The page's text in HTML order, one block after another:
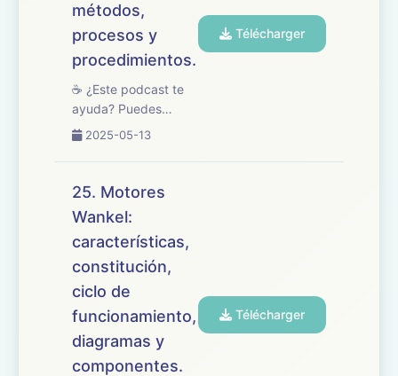
Vehículos, centrado
métodos,
procesos y
procedimientos.
☕ ¿Este podcast te
ayuda? Puedes
apoyarlo en
🎧 En este episodio
tratamos el tema 26
oposiciones de
Mantenimiento de
Vehículos, enfocado
en la reparación ...
2025-05-13
Télécharger
25. Motores
Wankel:
características,
constitución,
ciclo de
funcionamiento,
diagramas y
componentes.
Télécharger